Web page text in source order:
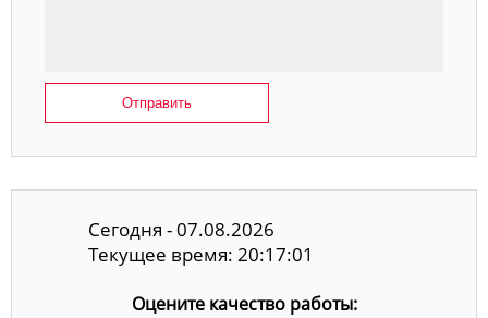
Отправить
Сегодня - 07.08.2026
Текущее время: 20:17:02
Оцените качество работы: